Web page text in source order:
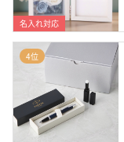
名入れ対応
4位